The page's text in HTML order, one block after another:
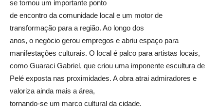
se tornou um importante ponto
de encontro da comunidade local e um motor de
transformação para a região. Ao longo dos
anos, o negócio gerou empregos e abriu espaço para
manifestações culturais. O local é palco para artistas locais,
como Guaraci Gabriel, que criou uma imponente escultura de
Pelé exposta nas proximidades. A obra atrai admiradores e
valoriza ainda mais a área,
tornando-se um marco cultural da cidade.